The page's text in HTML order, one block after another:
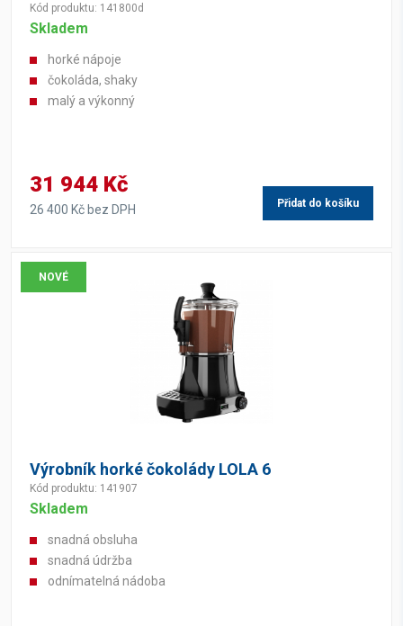
Kód produktu: 141800d
Skladem
horké nápoje
čokoláda, shaky
malý a výkonný
31 944 Kč
26 400 Kč bez DPH Přidat do košíku
NOVÉ
Výrobník horké čokolády LOLA 6
Kód produktu: 141907
Skladem
snadná obsluha
snadná údržba
odnímatelná nádoba